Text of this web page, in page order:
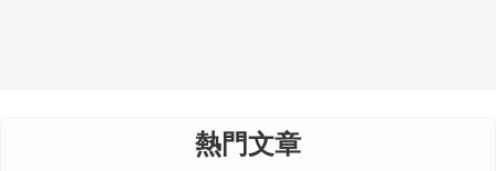
熱門文章